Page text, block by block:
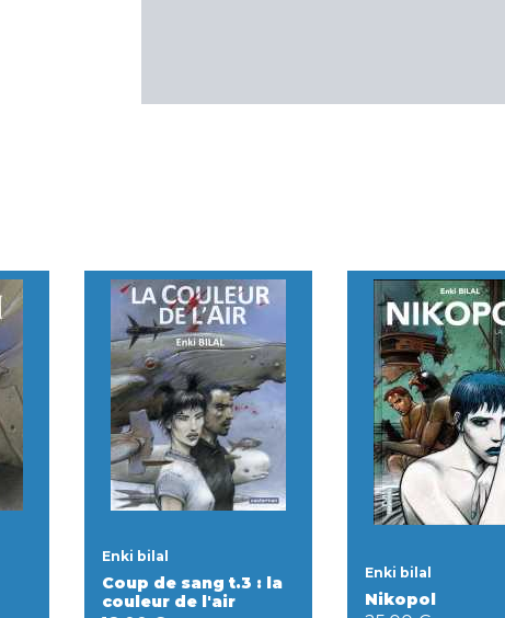
Enki bilal
Coup de sang t.3 : la
couleur de l'air
Enki bilal
Nikopol